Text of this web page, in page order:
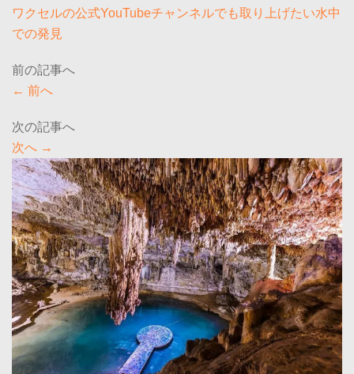
ワクセルの公式YouTubeチャンネルでも取り上げたい水中
での発見
← 前へ
次へ →